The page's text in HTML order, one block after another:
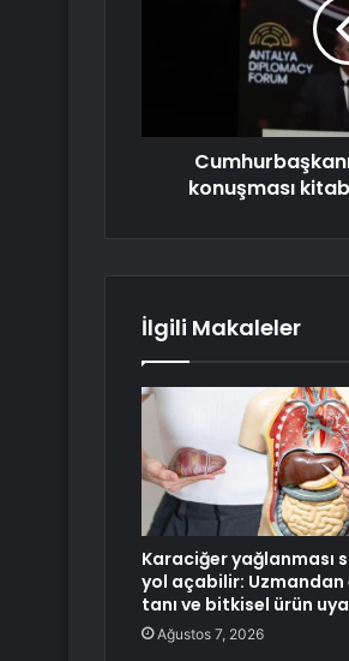
konuşması
İlgili Makaleler
Karaciğer yağlanması
yol açabilir: Uzmandan
tanı ve bitkisel ürün
Ağustos 7, 2026